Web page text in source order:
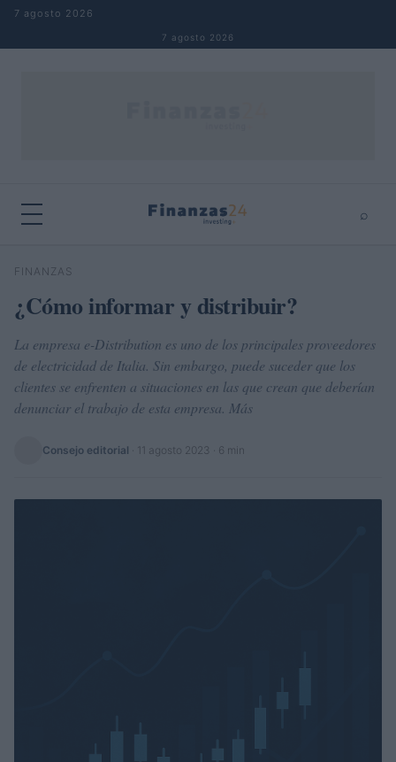
Saltar al contenido
7 agosto 2026
7 agosto 2026
⌕
Buscar
FINANZAS
¿Cómo informar y distribuir?
La empresa e-Distribution es uno de los principales proveedores
de electricidad de Italia. Sin embargo, puede suceder que los
clientes se enfrenten a situaciones en las que crean que deberían
denunciar el trabajo de esta empresa. Más
Consejo editorial 11 agosto 2023 · 6 min